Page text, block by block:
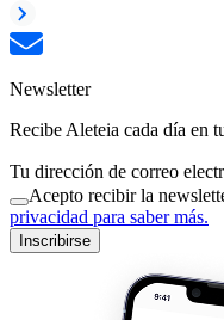
Newsletter
Recibe Aleteia cada día en
Tu dirección de correo
Acepto recibir la
privacidad para saber más.
Inscribirse